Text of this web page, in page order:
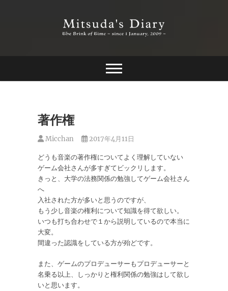
Mitsuda's Diary
著作権
Micchan 2017年4月11日
どうも音楽の著作権についてよく理解していない
ゲーム会社さんが多すぎてビックリします。
きっと、大学の法務関係の勉強してゲーム会社さん
へ
入社された方が多いと思うのですが、
もう少し音楽の権利について知識を得て欲しい。
いつも打ち合わせで１から説明しているので本当に
大変。
間違った認識をしている方が殆どです。
また、ゲームのプロデューサーもプロデューサーと
名乗る以上、しっかりと権利関係の勉強はして欲し
いと思います。